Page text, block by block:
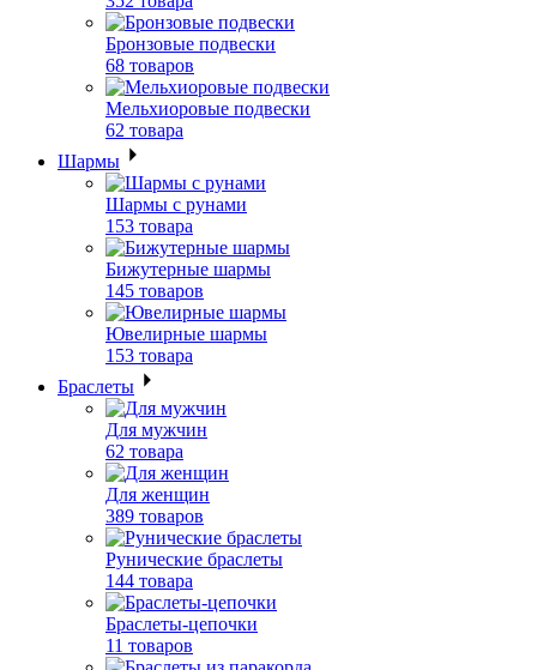
Бронзовые подвески
68 товаров
Мельхиоровые подвески
62 товара
Шармы
Шармы с рунами
153 товара
Бижутерные шармы
145 товаров
Ювелирные шармы
153 товара
Браслеты
Для мужчин
62 товара
Для женщин
389 товаров
Рунические браслеты
144 товара
Браслеты-цепочки
11 товаров